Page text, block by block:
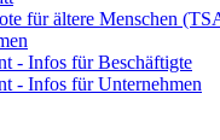
für ältere Menschen
- Infos für Beschäftigte
- Infos für Unternehmen